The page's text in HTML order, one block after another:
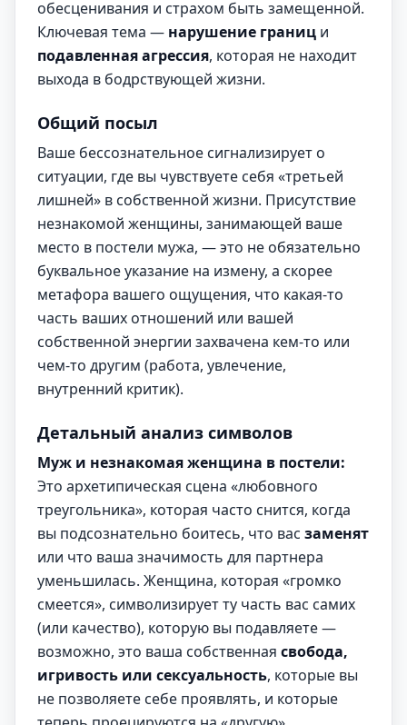
обесценивания и страхом быть замещенной.
Ключевая тема — нарушение границ и
подавленная агрессия, которая не находит
выхода в бодрствующей жизни.
Общий посыл
Ваше бессознательное сигнализирует о
ситуации, где вы чувствуете себя «третьей
лишней» в собственной жизни. Присутствие
незнакомой женщины, занимающей ваше
место в постели мужа, — это не обязательно
буквальное указание на измену, а скорее
метафора вашего ощущения, что какая-то
часть ваших отношений или вашей
собственной энергии захвачена кем-то или
чем-то другим (работа, увлечение,
внутренний критик).
Детальный анализ символов
Муж и незнакомая женщина в постели:
Это архетипическая сцена «любовного
треугольника», которая часто снится, когда
вы подсознательно боитесь, что вас заменят
или что ваша значимость для партнера
уменьшилась. Женщина, которая «громко
смеется», символизирует ту часть вас самих
(или качество), которую вы подавляете —
возможно, это ваша собственная свобода,
игривость или сексуальность, которые вы
не позволяете себе проявлять, и которые